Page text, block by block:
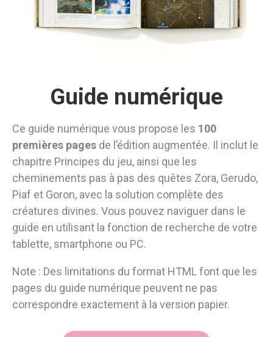
Guide numérique
Ce guide numérique vous propose les 100
premières pages de l’édition augmentée. Il inclut le
chapitre Principes du jeu, ainsi que les
cheminements pas à pas des quêtes Zora, Gerudo,
Piaf et Goron, avec la solution complète des
créatures divines. Vous pouvez naviguer dans le
guide en utilisant la fonction de recherche de votre
tablette, smartphone ou PC.
Note : Des limitations du format HTML font que les
pages du guide numérique peuvent ne pas
correspondre exactement à la version papier.